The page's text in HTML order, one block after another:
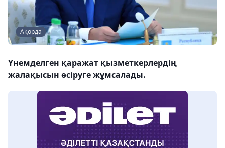
Ақорда
Үнемделген қаражат қызметкерлердің
жалақысын өсіруге жұмсалады.